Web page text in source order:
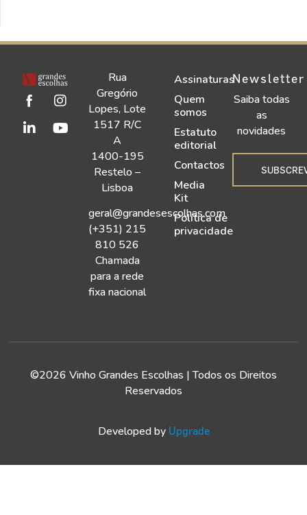
Rua
Gregório
Lopes, Lote
1517 R/C
A
1400-195
Restelo –
Lisboa
geral@grandesescolhas.com
(+351) 215
810 526
Chamada
para a rede
fixa nacional
Assinaturas
Quem
somos
Estatuto
editorial
Contactos
Media
Kit
Política de
privacidade
Newsletter
Saiba todas
as
novidades
©2026 Vinho Grandes Escolhas | Todos os Direitos
Reservados
Developed by Upgrade